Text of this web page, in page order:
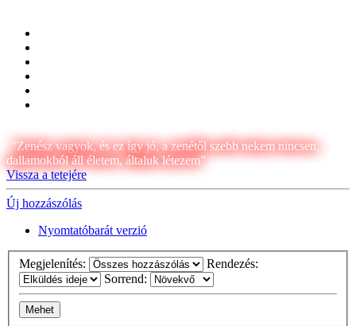
"Zenész vagyok, és ez így jó, a zenétől szebb nekem nincsen,
dallamokból áll életem, általuk létezem"
Vissza a tetejére
Új hozzászólás
Nyomtatóbarát verzió
Megjelenítés:
Rendezés:
Sorrend: